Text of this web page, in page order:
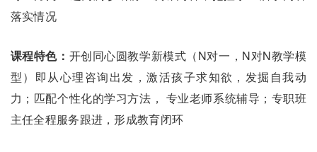
落实情况
课程特色： 开创同心圆教学新模式（N对一，N对N教学模
型）即从心理咨询出发，激活孩子求知欲，发掘自我动
力；匹配个性化的学习方法， 专业老师系统辅导；专职班
主任全程服务跟进，形成教育闭环